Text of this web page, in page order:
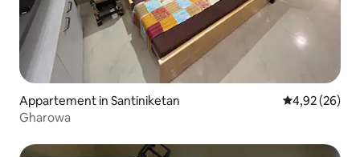
Appartement in Santiniketan Gemiddelde
4,92 (26)
Gharowa